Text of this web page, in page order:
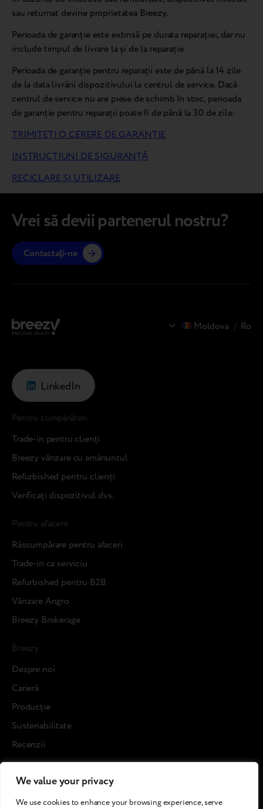
We value your privacy
We use cookies to enhance your browsing experience, serve
sau returnat devine proprietatea Breezy.
Perioada de garanție este extinsă pe durata reparației, dar nu
include timpul de livrare la și de la reparație.
Perioada de garanție pentru reparații este de până la 14 zile
de la data livrării dispozitivului la centrul de service. Dacă
centrul de service nu are piese de schimb în stoc, perioada
de garanție pentru reparații poate fi de până la 30 de zile.
TRIMITEȚI O CERERE DE GARANȚIE
INSTRUCȚIUNI DE SIGURANȚĂ
RECICLARE ȘI UTILIZARE
Moldova / Ro
Vrei să devii partenerul nostru?
Contactaţi-ne
LinkedIn
Pentru cumpărători
Trade-in pentru clienți
Breezy vânzare cu amănuntul
Refurbished pentru clienți
Verificați dispozitivul dvs.
Pentru afacere
Răscumpărare pentru afaceri
Trade-in ca serviciu
Refurbished pentru B2B
Vânzare Angro
Breezy Brokerage
Breezy
Despre noi
Carieră
Producție
Sustenabilitate
Recenzii